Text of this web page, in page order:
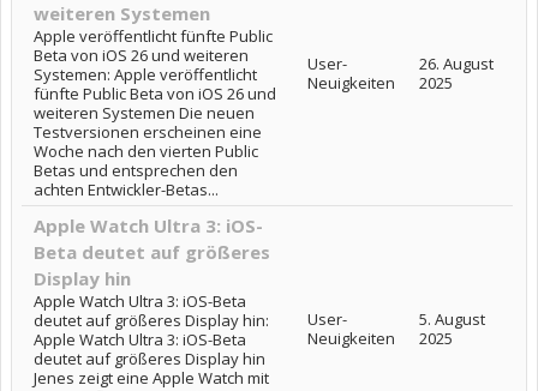
weiteren Systemen
Apple veröffentlicht fünfte Public
Beta von iOS 26 und weiteren
Systemen: Apple veröffentlicht
fünfte Public Beta von iOS 26 und
weiteren Systemen Die neuen
Testversionen erscheinen eine
Woche nach den vierten Public
Betas und entsprechen den
achten Entwickler-Betas...
User-
Neuigkeiten
26. August
2025
Apple Watch Ultra 3: iOS-
Beta deutet auf größeres
Display hin
Apple Watch Ultra 3: iOS-Beta
deutet auf größeres Display hin:
Apple Watch Ultra 3: iOS-Beta
deutet auf größeres Display hin
Jenes zeigt eine Apple Watch mit
User-
Neuigkeiten
5. August
2025